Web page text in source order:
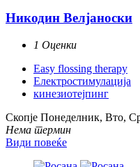
Никодин Велјаноски
1 Оценки
Easy flossing therapy
Електростимулација
кинезиотејпинг
Скопје Понеделник, Вто,
Нема термин
Види повеќе